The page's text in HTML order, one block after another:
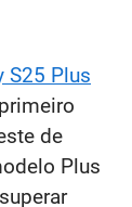
S25 Plus
de
Plus